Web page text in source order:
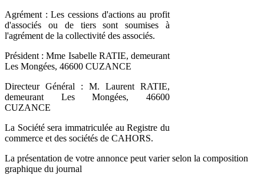
Agrément : Les cessions d'actions au profit
d'associés ou de tiers sont soumises à
l'agrément de la collectivité des associés.
Président : Mme Isabelle RATIE, demeurant
Les Mongées, 46600 CUZANCE
Directeur Général : M. Laurent RATIE,
demeurant Les Mongées, 46600
CUZANCE
La Société sera immatriculée au Registre du
commerce et des sociétés de CAHORS.
La présentation de votre annonce peut varier selon la composition
graphique du journal